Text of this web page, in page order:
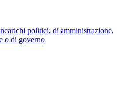
politici, di amministrazione,
o di governo